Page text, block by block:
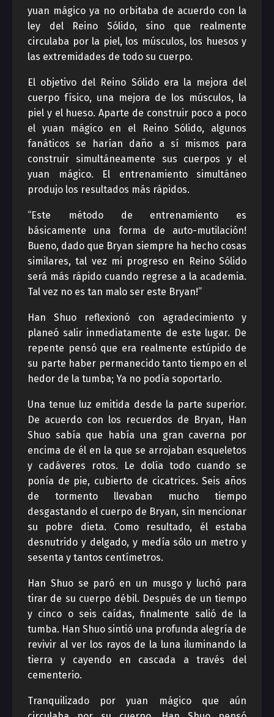
yuan mágico ya no orbitaba de acuerdo con la
ley del Reino Sólido, sino que realmente
circulaba por la piel, los músculos, los huesos y
las extremidades de todo su cuerpo.
El objetivo del Reino Sólido era la mejora del
cuerpo físico, una mejora de los músculos, la
piel y el hueso. Aparte de construir poco a poco
el yuan mágico en el Reino Sólido, algunos
fanáticos se harían daño a sí mismos para
construir simultáneamente sus cuerpos y el
yuan mágico. El entrenamiento simultáneo
produjo los resultados más rápidos.
“Este método de entrenamiento es
básicamente una forma de auto-mutilación!
Bueno, dado que Bryan siempre ha hecho cosas
similares, tal vez mi progreso en Reino Sólido
será más rápido cuando regrese a la academia.
Tal vez no es tan malo ser este Bryan!”
Han Shuo reflexionó con agradecimiento y
planeó salir inmediatamente de este lugar. De
repente pensó que era realmente estúpido de
su parte haber permanecido tanto tiempo en el
hedor de la tumba; Ya no podía soportarlo.
Una tenue luz emitida desde la parte superior.
De acuerdo con los recuerdos de Bryan, Han
Shuo sabía que había una gran caverna por
encima de él en la que se arrojaban esqueletos
y cadáveres rotos. Le dolía todo cuando se
ponía de pie, cubierto de cicatrices. Seis años
de tormento llevaban mucho tiempo
desgastando el cuerpo de Bryan, sin mencionar
su pobre dieta. Como resultado, él estaba
desnutrido y delgado, y medía sólo un metro y
sesenta y tantos centímetros.
Han Shuo se paró en un musgo y luchó para
tirar de su cuerpo débil. Después de un tiempo
y cinco o seis caídas, finalmente salió de la
tumba. Han Shuo sintió una profunda alegría de
revivir al ver los rayos de la luna iluminando la
tierra y cayendo en cascada a través del
cementerio.
Tranquilizado por yuan mágico que aún